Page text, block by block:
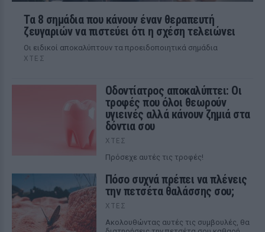
Τα 8 σημάδια που κάνουν έναν θεραπευτή
ζευγαριών να πιστεύει ότι η σχέση τελειώνει
Οι ειδικοί αποκαλύπτουν τα προειδοποιητικά σημάδια
ΧΤΕΣ
Οδοντίατρος αποκαλύπτει: Οι
τροφές που όλοι θεωρούν
υγιεινές αλλά κάνουν ζημιά στα
δόντια σου
ΧΤΕΣ
Πρόσεχε αυτές τις τροφές!
Πόσο συχνά πρέπει να πλένεις
την πετσέτα θαλάσσης σου;
ΧΤΕΣ
Ακολουθώντας αυτές τις συμβουλές, θα